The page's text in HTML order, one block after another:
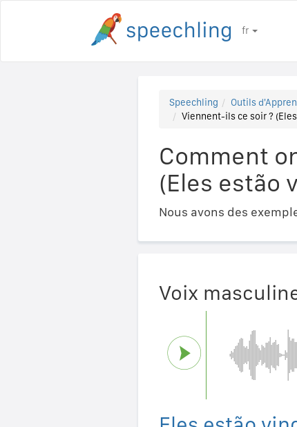
fr
Speechling Outils
Viennent-ils ce soir ?
Comment
(Eles estão
Nous avons des
Voix